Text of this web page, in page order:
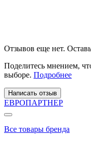
Отзывов еще нет.
Поделитесь мнением,
выборе. Подробнее
Написать отзыв
ЕВРОПАРТНЕР
Все товары бренда